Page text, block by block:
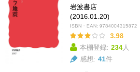
岩波書店
(2016.01.20)
ISBN・EAN: 9784004315872
3.98
本棚登録: 234人
感想: 41件